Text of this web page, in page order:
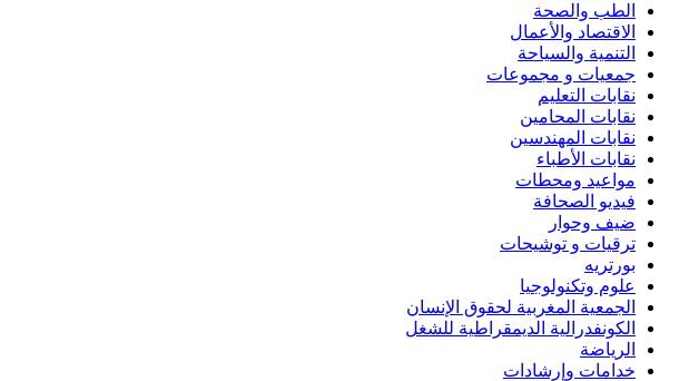
الطب والصحة
الاقتصاد والأعمال
التنمية والسياحة
جمعيات و مجموعات
نقابات التعليم
نقابات المحامين
نقابات المهندسين
نقابات الأطباء
مواعيد ومحطات
فيديو الصحافة
ضيف وحوار
ترقيات و توشيحات
بورتريه
علوم وتكنولوجيا
الجمعية المغربية لحقوق الإنسان
الكونفدرالية الديمقراطية للشغل
الرياضة
خدامات وإرشادات